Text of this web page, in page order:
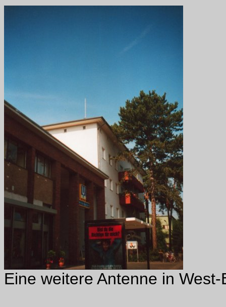
Eine weitere Antenne in West-